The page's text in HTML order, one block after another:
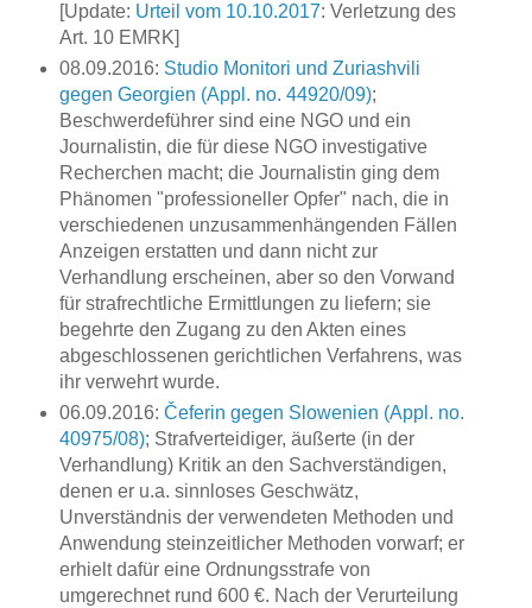
[Update: Urteil vom 10.10.2017: Verletzung des
Art. 10 EMRK]
08.09.2016: Studio Monitori und Zuriashvili
gegen Georgien (Appl. no. 44920/09);
Beschwerdeführer sind eine NGO und ein
Journalistin, die für diese NGO investigative
Recherchen macht; die Journalistin ging dem
Phänomen "professioneller Opfer" nach, die in
verschiedenen unzusammenhängenden Fällen
Anzeigen erstatten und dann nicht zur
Verhandlung erscheinen, aber so den Vorwand
für strafrechtliche Ermittlungen zu liefern; sie
begehrte den Zugang zu den Akten eines
abgeschlossenen gerichtlichen Verfahrens, was
ihr verwehrt wurde.
06.09.2016: Čeferin gegen Slowenien (Appl. no.
40975/08); Strafverteidiger, äußerte (in der
Verhandlung) Kritik an den Sachverständigen,
denen er u.a. sinnloses Geschwätz,
Unverständnis der verwendeten Methoden und
Anwendung steinzeitlicher Methoden vorwarf; er
erhielt dafür eine Ordnungsstrafe von
umgerechnet rund 600 €. Nach der Verurteilung